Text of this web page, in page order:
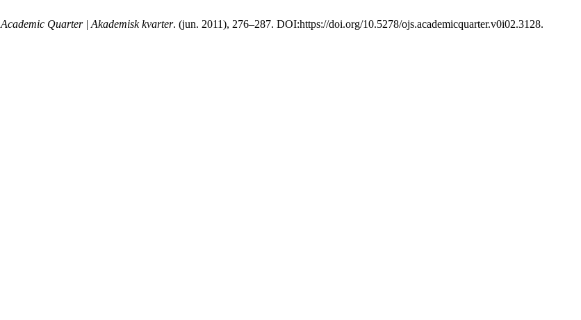
Academic Quarter | Akademisk kvarter. (jun. 2011), 276–287. DOI:https://doi.org/10.5278/ojs.academicquarter.v0i02.3128.